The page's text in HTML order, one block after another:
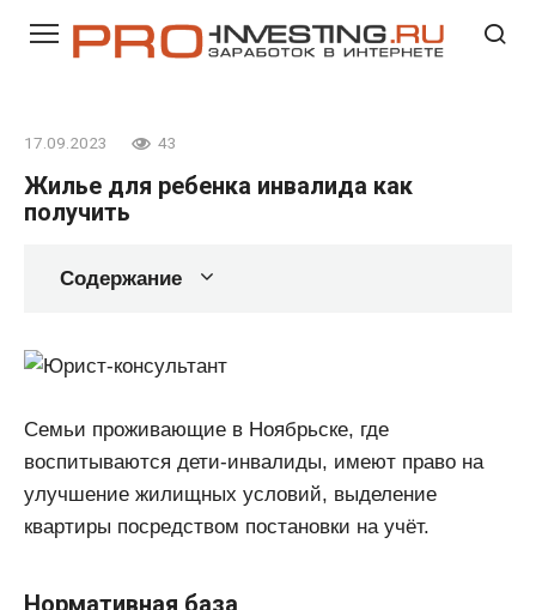
17.09.2023 43
Жилье для ребенка инвалида как
получить
Содержание
Семьи проживающие в Ноябрьске, где
воспитываются дети-инвалиды, имеют право на
улучшение жилищных условий, выделение
квартиры посредством постановки на учёт.
Нормативная база